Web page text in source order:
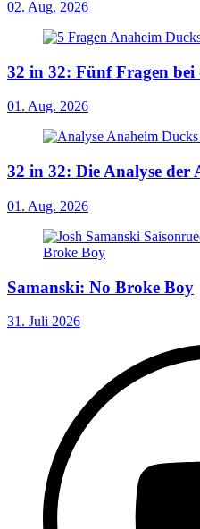
02. Aug. 2026
32 in 32: Fünf Fragen bei
01. Aug. 2026
32 in 32: Die Analyse der
01. Aug. 2026
Samanski: No Broke Boy
31. Juli 2026